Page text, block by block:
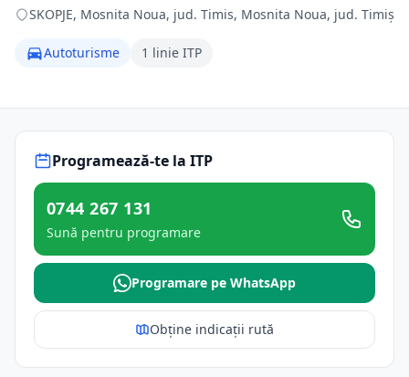
SKOPJE, Mosnita Noua, jud. Timis, Mosnita Noua, jud. Timiș
Autoturisme 1 linie ITP
Programează-te la ITP
0744 267 131
Sună pentru programare
Programare pe WhatsApp
Obține indicații rută